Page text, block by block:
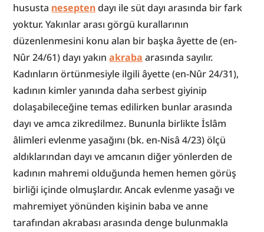
hususta nesepten dayı ile süt dayı arasında bir fark
yoktur. Yakınlar arası görgü kurallarının
düzenlenmesini konu alan bir başka âyette de (en-
Nûr 24/61) dayı yakın akraba arasında sayılır.
Kadınların örtünmesiyle ilgili âyette (en-Nûr 24/31),
kadının kimler yanında daha serbest giyinip
dolaşabileceğine temas edilirken bunlar arasında
dayı ve amca zikredilmez. Bununla birlikte İslâm
âlimleri evlenme yasağını (bk. en-Nisâ 4/23) ölçü
aldıklarından dayı ve amcanın diğer yönlerden de
kadının mahremi olduğunda hemen hemen görüş
birliği içinde olmuşlardır. Ancak evlenme yasağı ve
mahremiyet yönünden kişinin baba ve anne
tarafından akrabası arasında denge bulunmakla